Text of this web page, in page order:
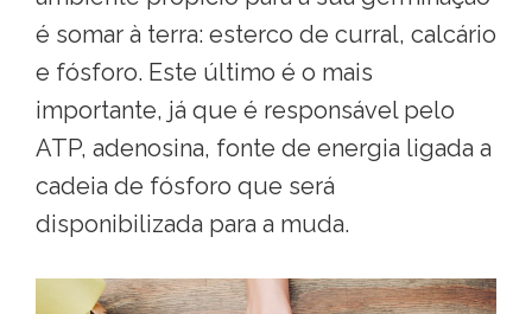
é somar à terra: esterco de curral, calcário
e fósforo. Este último é o mais
importante, já que é responsável pelo
ATP, adenosina, fonte de energia ligada a
cadeia de fósforo que será
disponibilizada para a muda.